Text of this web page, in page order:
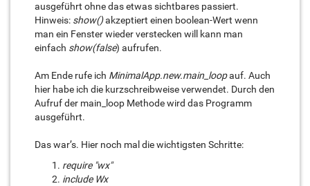
ausgeführt ohne das etwas sichtbares passiert.
Hinweis: show()akzeptiert einen boolean-Wert wenn
man ein Fenster wieder verstecken will kann man
einfach show(false) aufrufen.
Am Ende rufe ich MinimalApp.new.main_loopauf. Auch
hier habe ich die kurzschreibweise verwendet. Durch den
Aufruf der main_loop Methode wird das Programm
ausgeführt.
Das war’s. Hier noch mal die wichtigsten Schritte:
require "wx"
include Wx